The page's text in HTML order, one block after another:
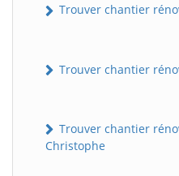
Trouver chantier
Trouver chantier
Trouver chantier
Christophe